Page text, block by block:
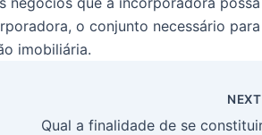
o conjunto necessário para
imobiliária.
NEXT